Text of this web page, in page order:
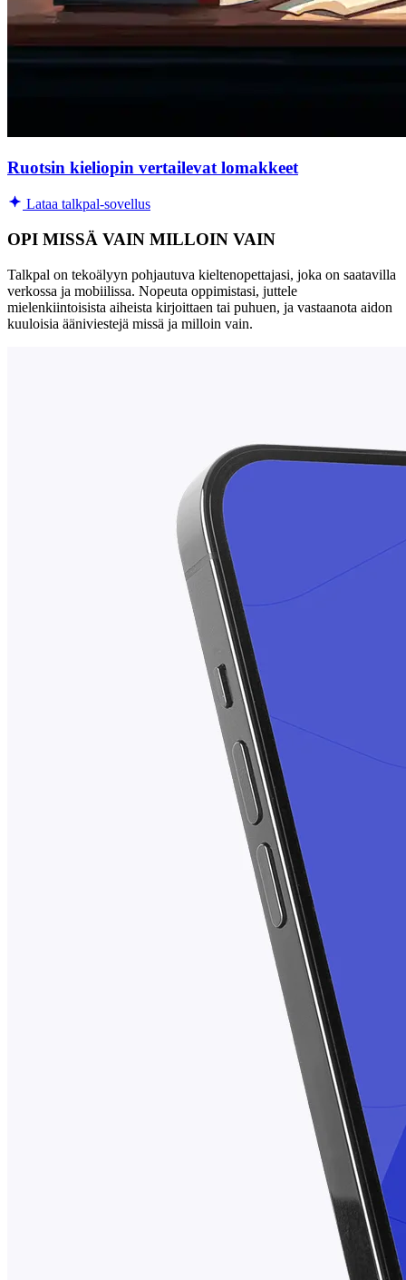
Ruotsin kieliopin vertailevat lomakkeet
Lataa talkpal-sovellus
OPI MISSÄ VAIN MILLOIN VAIN
Talkpal on tekoälyyn pohjautuva kieltenopettajasi, joka on saatavilla
verkossa ja mobiilissa. Nopeuta oppimistasi, juttele
mielenkiintoisista aiheista kirjoittaen tai puhuen, ja vastaanota aidon
kuuloisia ääniviestejä missä ja milloin vain.